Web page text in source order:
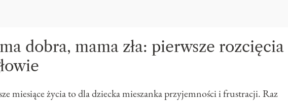
dobra, mama zła: pierwsze rozcięcia
miesiące życia to dla dziecka mieszanka przyjemności i frustracji. Raz